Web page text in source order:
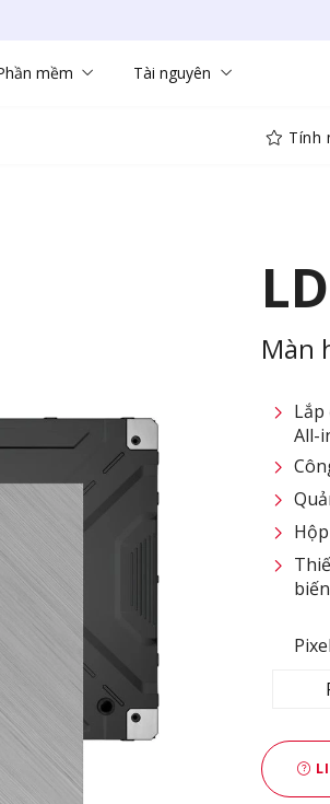
mềm Tài nguyên
Tính
Màn
All-